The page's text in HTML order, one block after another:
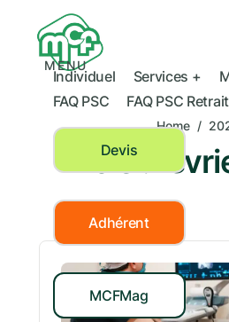
MENU
Individuel Services +
FAQ PSC
FAQ PSC
Devis
Adhérent
MCFMag
Home /
Mois :